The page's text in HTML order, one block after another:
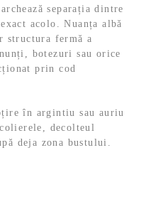
separația dintre
acolo. Nuanța albă
structura fermă a
botezuri sau orice
prin cod
în argintiu sau auriu
decolteul
deja zona bustului.